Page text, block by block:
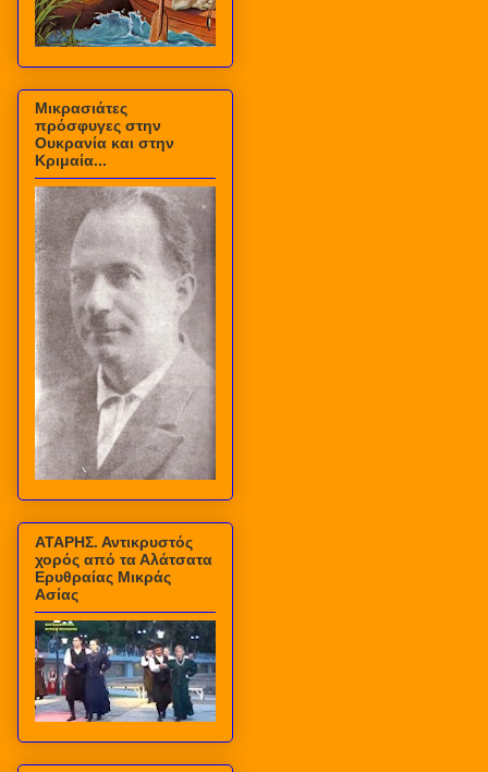
Μικρασιάτες
πρόσφυγες στην
Ουκρανία και στην
Κριμαία...
ΑΤΑΡΗΣ. Αντικρυστός
χορός από τα Αλάτσατα
Ερυθραίας Μικράς
Ασίας